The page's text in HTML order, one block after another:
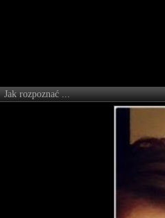
Jak rozpoznać ...